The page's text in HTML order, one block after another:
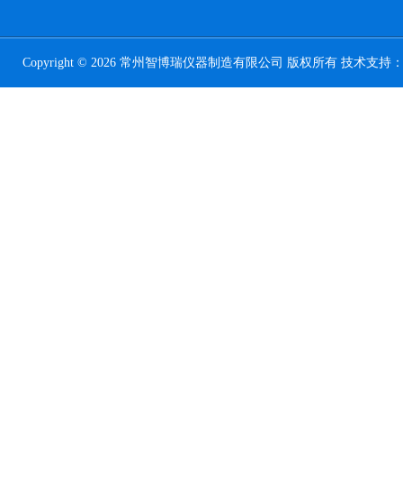
Copyright © 2026 常州智博瑞仪器制造有限公司 版权所有 技术支持：